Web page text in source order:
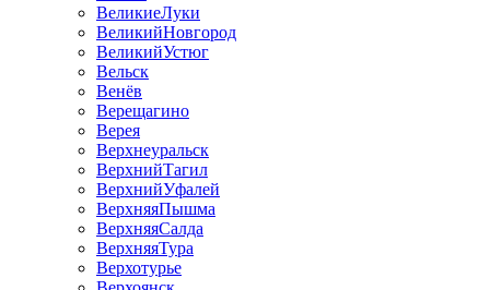
ВеликиеЛуки
ВеликийНовгород
ВеликийУстюг
Вельск
Венёв
Верещагино
Верея
Верхнеуральск
ВерхнийТагил
ВерхнийУфалей
ВерхняяПышма
ВерхняяСалда
ВерхняяТура
Верхотурье